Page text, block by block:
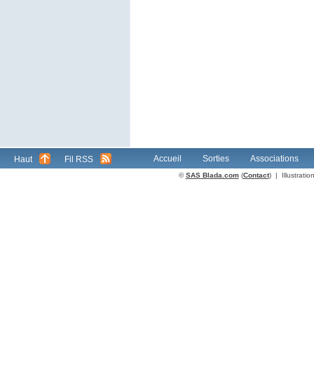
Haut Fil RSS Accueil Sorties Associations
©SAS Blada.com(Contact) |